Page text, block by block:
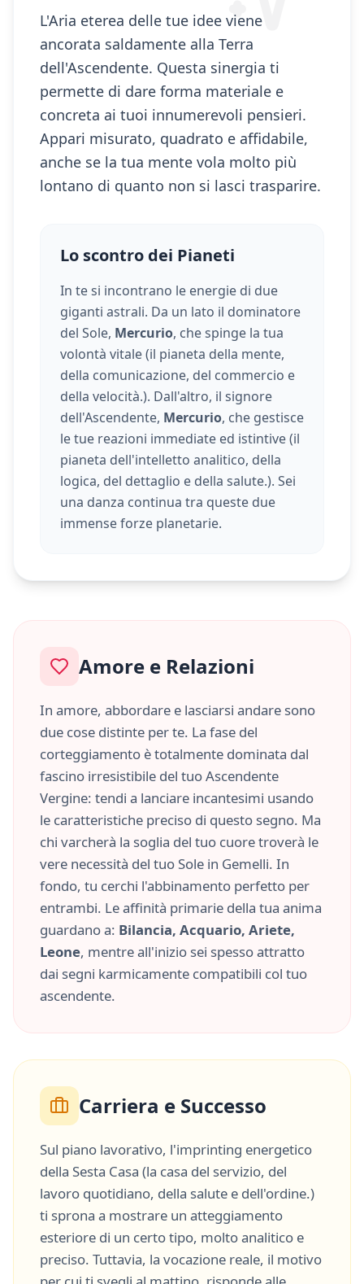
L'Aria eterea delle tue idee viene
ancorata saldamente alla Terra
dell'Ascendente. Questa sinergia ti
permette di dare forma materiale e
concreta ai tuoi innumerevoli pensieri.
Appari misurato, quadrato e affidabile,
anche se la tua mente vola molto più
lontano di quanto non si lasci trasparire.
Lo scontro dei Pianeti
In te si incontrano le energie di due
giganti astrali. Da un lato il dominatore
del Sole, Mercurio, che spinge la tua
volontà vitale (il pianeta della mente,
della comunicazione, del commercio e
della velocità.). Dall'altro, il signore
dell'Ascendente, Mercurio, che gestisce
le tue reazioni immediate ed istintive (il
pianeta dell'intelletto analitico, della
logica, del dettaglio e della salute.). Sei
una danza continua tra queste due
immense forze planetarie.
Amore e Relazioni
In amore, abbordare e lasciarsi andare sono
due cose distinte per te. La fase del
corteggiamento è totalmente dominata dal
fascino irresistibile del tuo Ascendente
Vergine: tendi a lanciare incantesimi usando
le caratteristiche preciso di questo segno. Ma
chi varcherà la soglia del tuo cuore troverà le
vere necessità del tuo Sole in Gemelli. In
fondo, tu cerchi l'abbinamento perfetto per
entrambi. Le affinità primarie della tua anima
guardano a: Bilancia, Acquario, Ariete,
Leone, mentre all'inizio sei spesso attratto
dai segni karmicamente compatibili col tuo
ascendente.
Carriera e Successo
Sul piano lavorativo, l'imprinting energetico
della Sesta Casa (la casa del servizio, del
lavoro quotidiano, della salute e dell'ordine.)
ti sprona a mostrare un atteggiamento
esteriore di un certo tipo, moltoanalitico e
preciso. Tuttavia, la vocazione reale, il motivo